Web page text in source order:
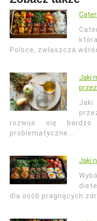
Polsce, zwłaszcza
Jaki
rozwija się
problematyczne.…
Jaki
dla osób pragnących